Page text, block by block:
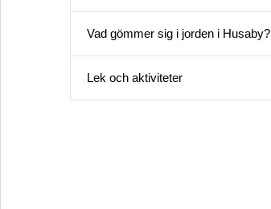
Vad gömmer sig i jorden i Husaby?
Lek och aktiviteter